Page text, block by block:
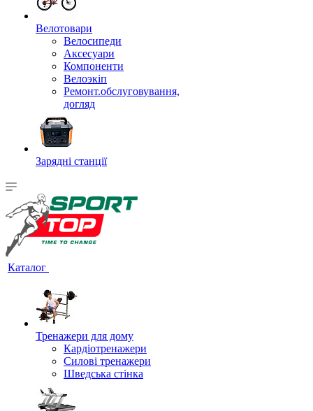
Велотовари
Велосипеди
Аксесуари
Компоненти
Велоэкіп
Ремонт.обслуговування,
догляд
Зарядні станції
Каталог
Тренажери для дому
Кардіотренажери
Силові тренажери
Шведська стінка